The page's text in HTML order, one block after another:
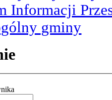
Informacji
gminy